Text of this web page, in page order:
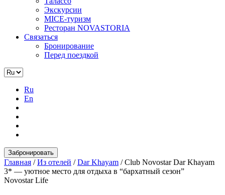
Экскурсии
MICE-туризм
Ресторан NOVASTORIA
Связаться
Бронирование
Перед поездкой
Ru
En
Забронировать
Главная /Из отелей /Dar Khayam /Club Novostar Dar Khayam
3* — уютное место для отдыха в “бархатный сезон”
Novostar Life